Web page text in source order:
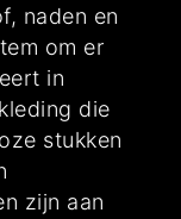
naden en
om er
in
die
stukken
zijn aan